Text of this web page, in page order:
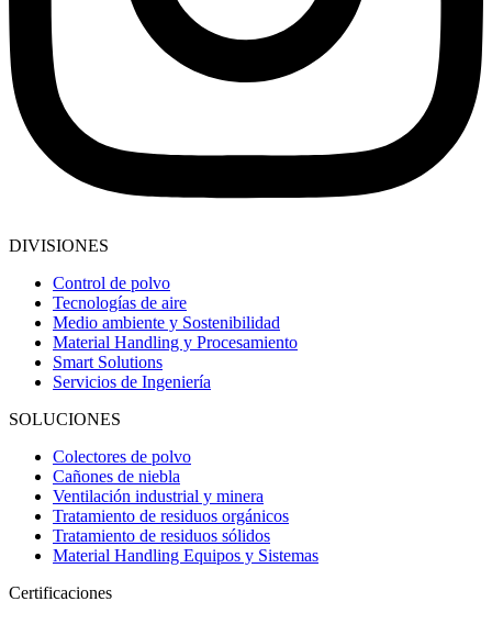
DIVISIONES
Control de polvo
Tecnologías de aire
Medio ambiente y Sostenibilidad
Material Handling y Procesamiento
Smart Solutions
Servicios de Ingeniería
SOLUCIONES
Colectores de polvo
Cañones de niebla
Ventilación industrial y minera
Tratamiento de residuos orgánicos
Tratamiento de residuos sólidos
Material Handling Equipos y Sistemas
Certificaciones